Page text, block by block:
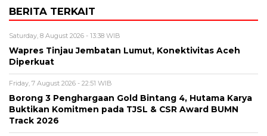
BERITA TERKAIT
Saturday, 8 August 2026 - 13:38 WIB
Wapres Tinjau Jembatan Lumut, Konektivitas Aceh
Diperkuat
Friday, 7 August 2026 - 22:51 WIB
Borong 3 Penghargaan Gold Bintang 4, Hutama Karya
Buktikan Komitmen pada TJSL & CSR Award BUMN
Track 2026